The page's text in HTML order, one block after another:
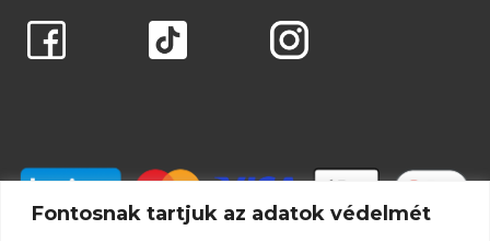
Fontosnak tartjuk az adatok védelmét